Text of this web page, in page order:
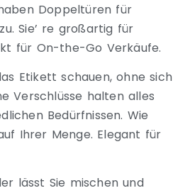
Doppeltüren für
Sie’ re großartig für
für On-the-Go Verkäufe.
Etikett schauen, ohne sich
Verschlüsse halten alles
Bedürfnissen. Wie
Ihrer Menge. Elegant für
lässt Sie mischen und